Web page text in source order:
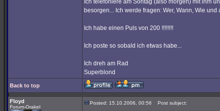
Ich telefoniere am Sontag (also morgen) mit ihm
besorgen... Ich werde fragen: Wer, Wann, Wie und
Ich habe einen Puls von 200 !!!!!!!!
Ich poste so sobald ich etwas habe...
Ich dreh am Rad
Superblond
Back to top
Floyd
Forum-Orakel
Posted: 15.10.2006, 00:56 Post subject: